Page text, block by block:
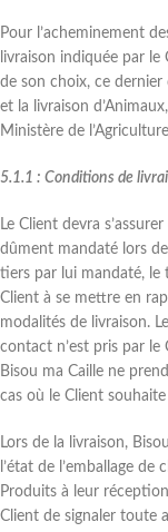
Pour l’acheminement
livraison indiquée par
de son choix, ce
et la livraison
Ministère de
5.1.1 : Conditions de
Le Client devra
dûment mandaté lors
tiers par lui mandaté, le
Client à se mettre en
modalités de livraison.
contact n’est pris par
Bisou ma Caille ne
cas où le Client
Lors de la livraison,
l’état de l’emballage
Produits à leur
Client de signaler toute